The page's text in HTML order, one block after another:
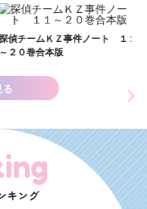
チームＫＺ事件ノート １１
２０巻合本版
る
キング